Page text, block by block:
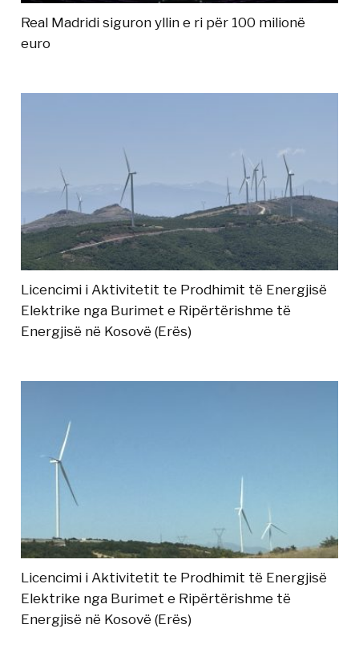
Real Madridi siguron yllin e ri për 100 milionë
euro
Licencimi i Aktivitetit te Prodhimit të Energjisë
Elektrike nga Burimet e Ripërtërishme të
Energjisë në Kosovë (Erës)
Licencimi i Aktivitetit te Prodhimit të Energjisë
Elektrike nga Burimet e Ripërtërishme të
Energjisë në Kosovë (Erës)